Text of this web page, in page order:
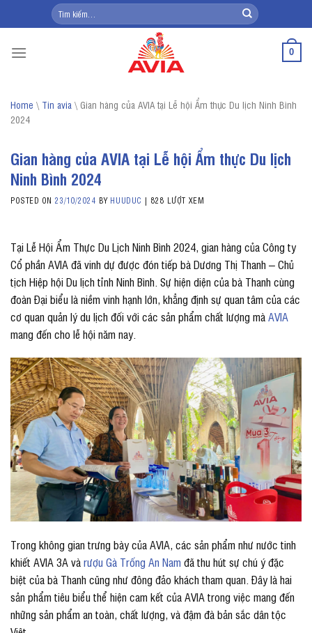
to
Tìm
kiếm:
0
Home \ Tin avia \ Gian hàng của AVIA tại Lễ hội Ẩm thực Du lịch Ninh Bình
2024
Gian hàng của AVIA tại Lễ hội Ẩm thực Du lịch
Ninh Bình 2024
POSTED ON 23/10/2024 BY HUUDUC | 828 LƯỢT XEM
Tại Lễ Hội Ẩm Thực Du Lịch Ninh Bình 2024, gian hàng của Công ty
Cổ phần AVIA đã vinh dự được đón tiếp bà Dương Thị Thanh – Chủ
tịch Hiệp hội Du lịch tỉnh Ninh Bình. Sự hiện diện của bà Thanh cùng
đoàn Đại biểu là niềm vinh hạnh lớn, khẳng định sự quan tâm của các
cơ quan quản lý du lịch đối với các sản phẩm chất lượng màAVIA
mang đến cho lễ hội năm nay.
Trong không gian trưng bày của AVIA, các sản phẩm như nước tinh
khiết AVIA 3A vàrượu Gà Trống An Nam đã thu hút sự chú ý đặc
biệt của bà Thanh cũng như đông đảo khách tham quan. Đây là hai
sản phẩm tiêu biểu thể hiện cam kết của AVIA trong việc mang đến
những sản phẩm an toàn, chất lượng, và đậm đà bản sắc dân tộc